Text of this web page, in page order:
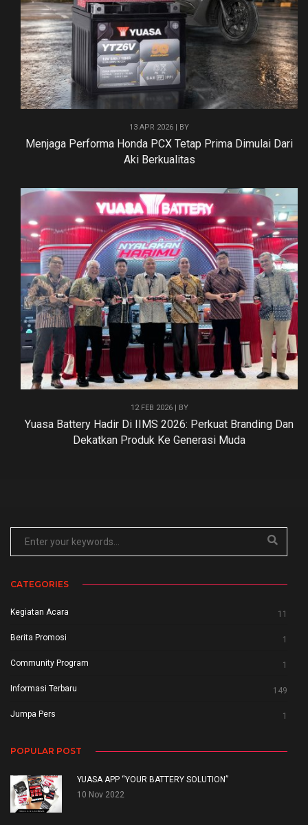
13 APR 2026 | BY
Menjaga Performa Honda PCX Tetap Prima Dimulai Dari
Aki Berkualitas
12 FEB 2026 | BY
Yuasa Battery Hadir Di IIMS 2026: Perkuat Branding Dan
Dekatkan Produk Ke Generasi Muda
CATEGORIES
Kegiatan Acara 11
Berita Promosi 1
Community Program 1
Informasi Terbaru 149
Jumpa Pers 1
POPULAR POST
YUASA APP “YOUR BATTERY SOLUTION”
10 Nov 2022